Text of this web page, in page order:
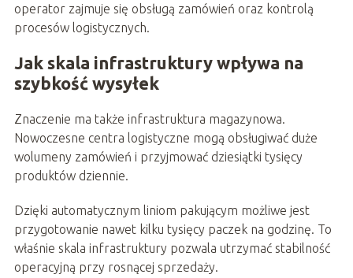
operator zajmuje się obsługą zamówień oraz kontrolą
procesów logistycznych.
Jak skala infrastruktury wpływa na
szybkość wysyłek
Znaczenie ma także infrastruktura magazynowa.
Nowoczesne centra logistyczne mogą obsługiwać duże
wolumeny zamówień i przyjmować dziesiątki tysięcy
produktów dziennie.
Dzięki automatycznym liniom pakującym możliwe jest
przygotowanie nawet kilku tysięcy paczek na godzinę. To
właśnie skala infrastruktury pozwala utrzymać stabilność
operacyjną przy rosnącej sprzedaży.